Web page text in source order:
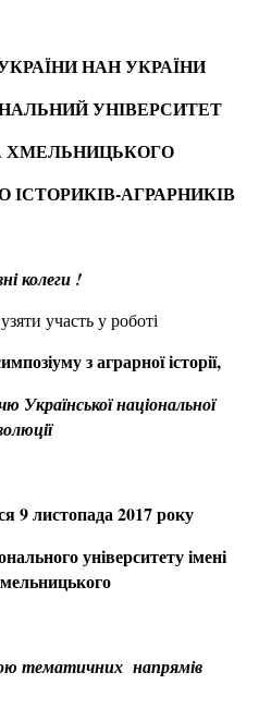
НАН УКРАЇНИ
УНІВЕРСИТЕТ
ХМЕЛЬНИЦЬКОГО
АГРАРНИКІВ
колеги !
участь у роботі
з аграрної історії,
Української національної
9 листопада 2017 року
університету імені
тематичних напрямів